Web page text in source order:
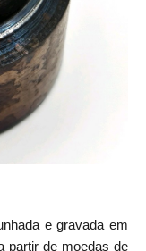
e gravada em
partir de moedas de